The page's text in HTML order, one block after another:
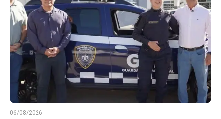
06/08/2026